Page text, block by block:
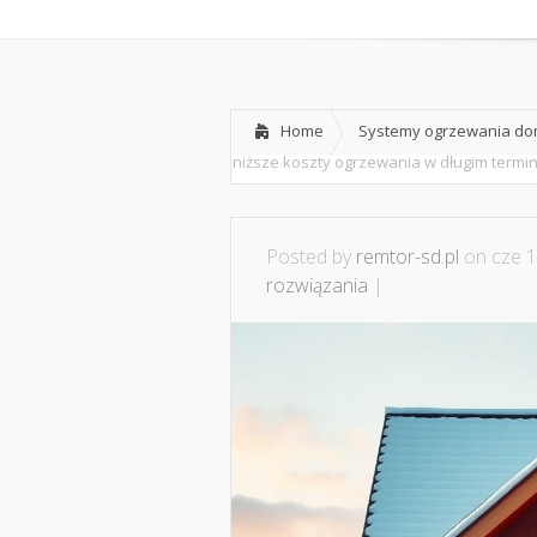
Home Systemy ogrzewania
niższe koszty ogrzewania w długim
Posted by remtor-sd.pl on cze
rozwiązania |